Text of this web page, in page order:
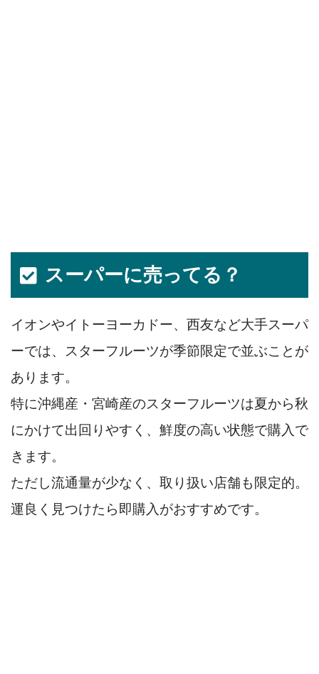
スーパーに売ってる？
イオンやイトーヨーカドー、西友など大手スーパ
ーでは、スターフルーツが季節限定で並ぶことが
あります。
特に沖縄産・宮崎産のスターフルーツは夏から秋
にかけて出回りやすく、鮮度の高い状態で購入で
きます。
ただし流通量が少なく、取り扱い店舗も限定的。
運良く見つけたら即購入がおすすめです。